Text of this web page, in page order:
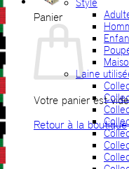
Panier
Votre panier est
Retour à la boutique
Style
Laine